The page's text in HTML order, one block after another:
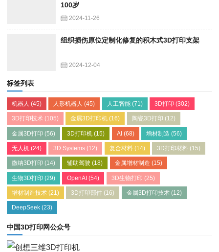
100岁
2024-11-26
组织损伤原位定制化修复的积木式3D打印支架
2024-12-04
标签列表
机器人 (45) 人形机器人 (45) 人工智能(71) 3D打印 (302)
3D打印技术 (105) 金属3D打印机 (16) 陶瓷3D打印 (12)
金属3D打印 (56) 3D打印机 (15) AI(68) 增材制造 (56)
无人机 (24) 3D Systems (12) 复合材料(14) 3D打印材料 (15)
微纳3D打印 (14) 辅助驾驶 (18) 金属增材制造 (15)
生物3D打印 (29) OpenAI (54) 3D生物打印 (25)
增材制造技术 (21) 3D打印部件 (16) 金属3D打印技术(12)
DeepSeek (23)
中国3D打印网公众号